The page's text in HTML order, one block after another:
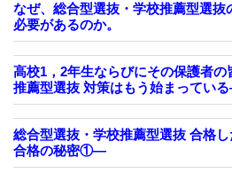
なぜ、総合型選抜・学校推薦型選抜
必要があるのか。
高校1，2年生ならびにその保護者
推薦型選抜 対策はもう始まっている
総合型選抜・学校推薦型選抜 合格
合格の秘密①—